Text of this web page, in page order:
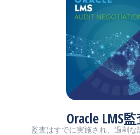
Oracle LMS
監査はすでに実施され、過剰な